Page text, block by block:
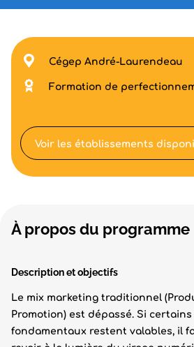
À propos du programme
Description et objectifs
Le mix marketing traditionnel
Promotion) est dépassé. Si
fondamentaux restent valables, il
Cégep André-Laurendeau
Formation de
Voir les établissements